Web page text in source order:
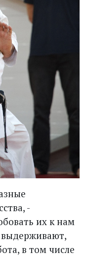
-
их к нам
выдерживают,
в том числе